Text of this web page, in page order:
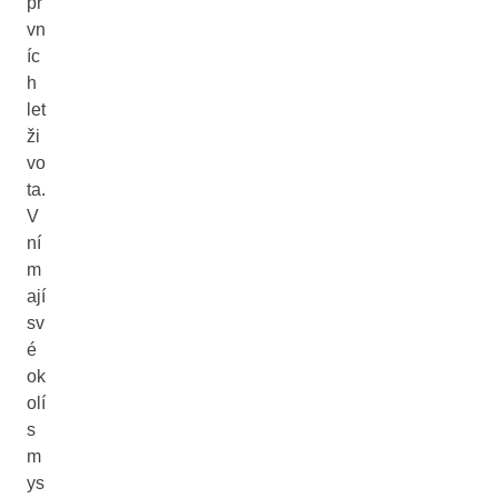
vn
íc
h
let
ži
vo
ta.
V
ní
m
ají
sv
é
ok
olí
s
m
ys